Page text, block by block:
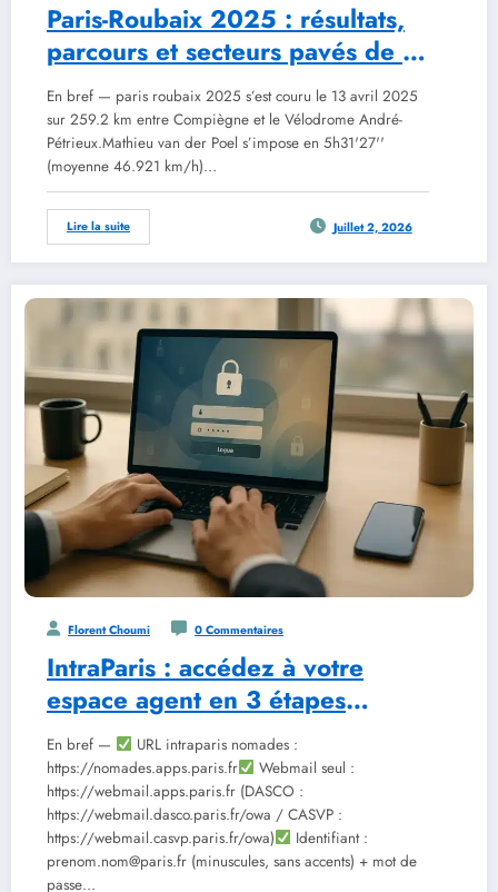
Paris-Roubaix 2025 : résultats,
parcours et secteurs pavés de la
122e édition
En bref — paris roubaix 2025 s’est couru le 13 avril 2025
sur 259.2 km entre Compiègne et le Vélodrome André-
Pétrieux.Mathieu van der Poel s’impose en 5h31'27''
(moyenne 46.921 km/h)…
Lire la suite Juillet 2, 2026
Florent Choumi 0 Commentaires
IntraParis : accédez à votre
espace agent en 3 étapes
sécurisées
En bref —
URL intraparis nomades :
https://nomades.apps.paris.fr
Webmail seul :
https://webmail.apps.paris.fr (DASCO :
https://webmail.dasco.paris.fr/owa / CASVP :
https://webmail.casvp.paris.fr/owa)
Identifiant :
prenom.nom@paris.fr (minuscules, sans accents) + mot de
passe…